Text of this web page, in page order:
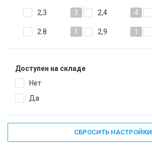
2,3 3 2,4 4
2.8 1 2,9 1
Доступен на складе
Нет
Да
СБРОСИТЬ НАСТРОЙКИ